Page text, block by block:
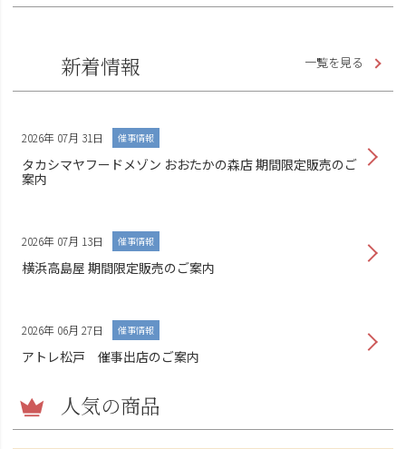
新着情報 一覧を見る
2026年 07月 31日 催事情報
タカシマヤフードメゾン おおたかの森店 期間限定販売のご
案内
2026年 07月 13日 催事情報
横浜高島屋 期間限定販売のご案内
2026年 06月 27日 催事情報
アトレ松戸 催事出店のご案内
人気の商品